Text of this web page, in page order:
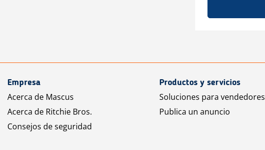
Empresa
Acerca de Mascus
Acerca de Ritchie Bros.
Consejos de seguridad
Productos y servicios
Soluciones para vendedores
Publica un anuncio